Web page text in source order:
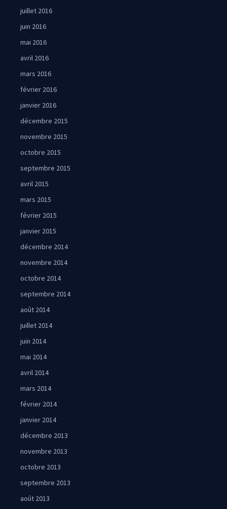
juillet 2016
juin 2016
mai 2016
avril 2016
mars 2016
février 2016
janvier 2016
décembre 2015
novembre 2015
octobre 2015
septembre 2015
avril 2015
mars 2015
février 2015
janvier 2015
décembre 2014
novembre 2014
octobre 2014
septembre 2014
août 2014
juillet 2014
juin 2014
mai 2014
avril 2014
mars 2014
février 2014
janvier 2014
décembre 2013
novembre 2013
octobre 2013
septembre 2013
août 2013